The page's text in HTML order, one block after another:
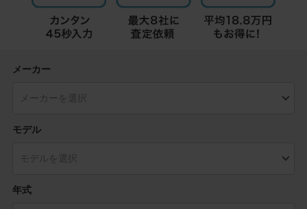
メーカー
モデル
年式